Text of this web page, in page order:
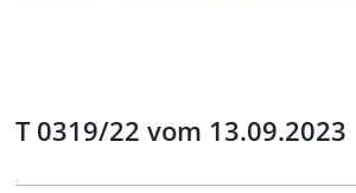
T 0319/22 vom 13.09.2023